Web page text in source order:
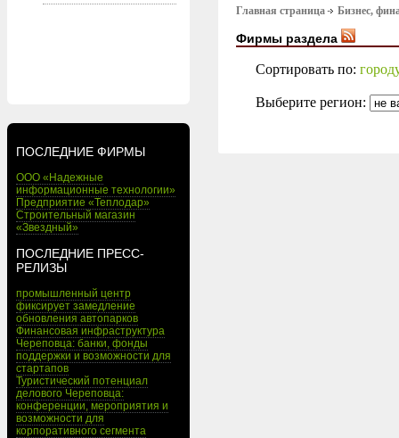
ПОСЛЕДНИЕ ФИРМЫ
ООО «Надежные
информационные технологии»
Предприятие «Теплодар»
Строительный магазин
«Звездный»
ПОСЛЕДНИЕ ПРЕСС-
РЕЛИЗЫ
промышленный центр
фиксирует замедление
обновления автопарков
Финансовая инфраструктура
Череповца: банки, фонды
поддержки и возможности для
стартапов
Туристический потенциал
делового Череповца:
конференции, мероприятия и
возможности для
корпоративного сегмента
Главная страница Бизнес,
Фирмы раздела
Сортировать по:
Выберите регион: